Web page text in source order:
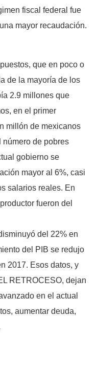
fiscal federal fue
mayor recaudación.
que en poco o
de la mayoría de los
2.9 millones que
en el primer
millón de mexicanos
número de pobres
gobierno se
mayor al 6%, casi
salarios reales. En
fueron del
del 22% en
del PIB se redujo
2017. Esos datos, y
RETROCESO, dejan
en el actual
aumentar deuda,